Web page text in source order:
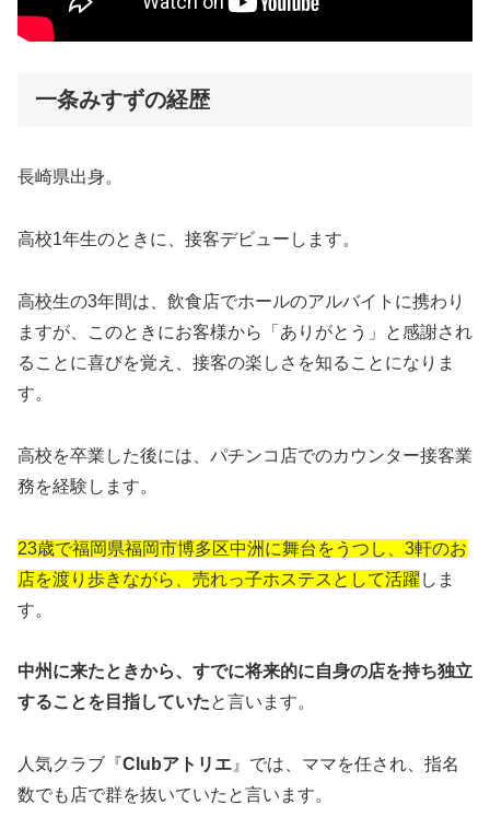
一条みすずの経歴
長崎県出身。
高校1年生のときに、接客デビューします。
高校生の3年間は、飲食店でホールのアルバイトに携わり
ますが、このときにお客様から「ありがとう」と感謝され
ることに喜びを覚え、接客の楽しさを知ることになりま
す。
高校を卒業した後には、パチンコ店でのカウンター接客業
務を経験します。
23歳で福岡県福岡市博多区中洲に舞台をうつし、3軒のお
店を渡り歩きながら、売れっ子ホステスとして活躍 しま
す。
中州に来たときから、すでに将来的に自身の店を持ち独立
することを目指していたと言います。
人気クラブ『Clubアトリエ 』では、ママを任され、指名
数でも店で群を抜いていたと言います。